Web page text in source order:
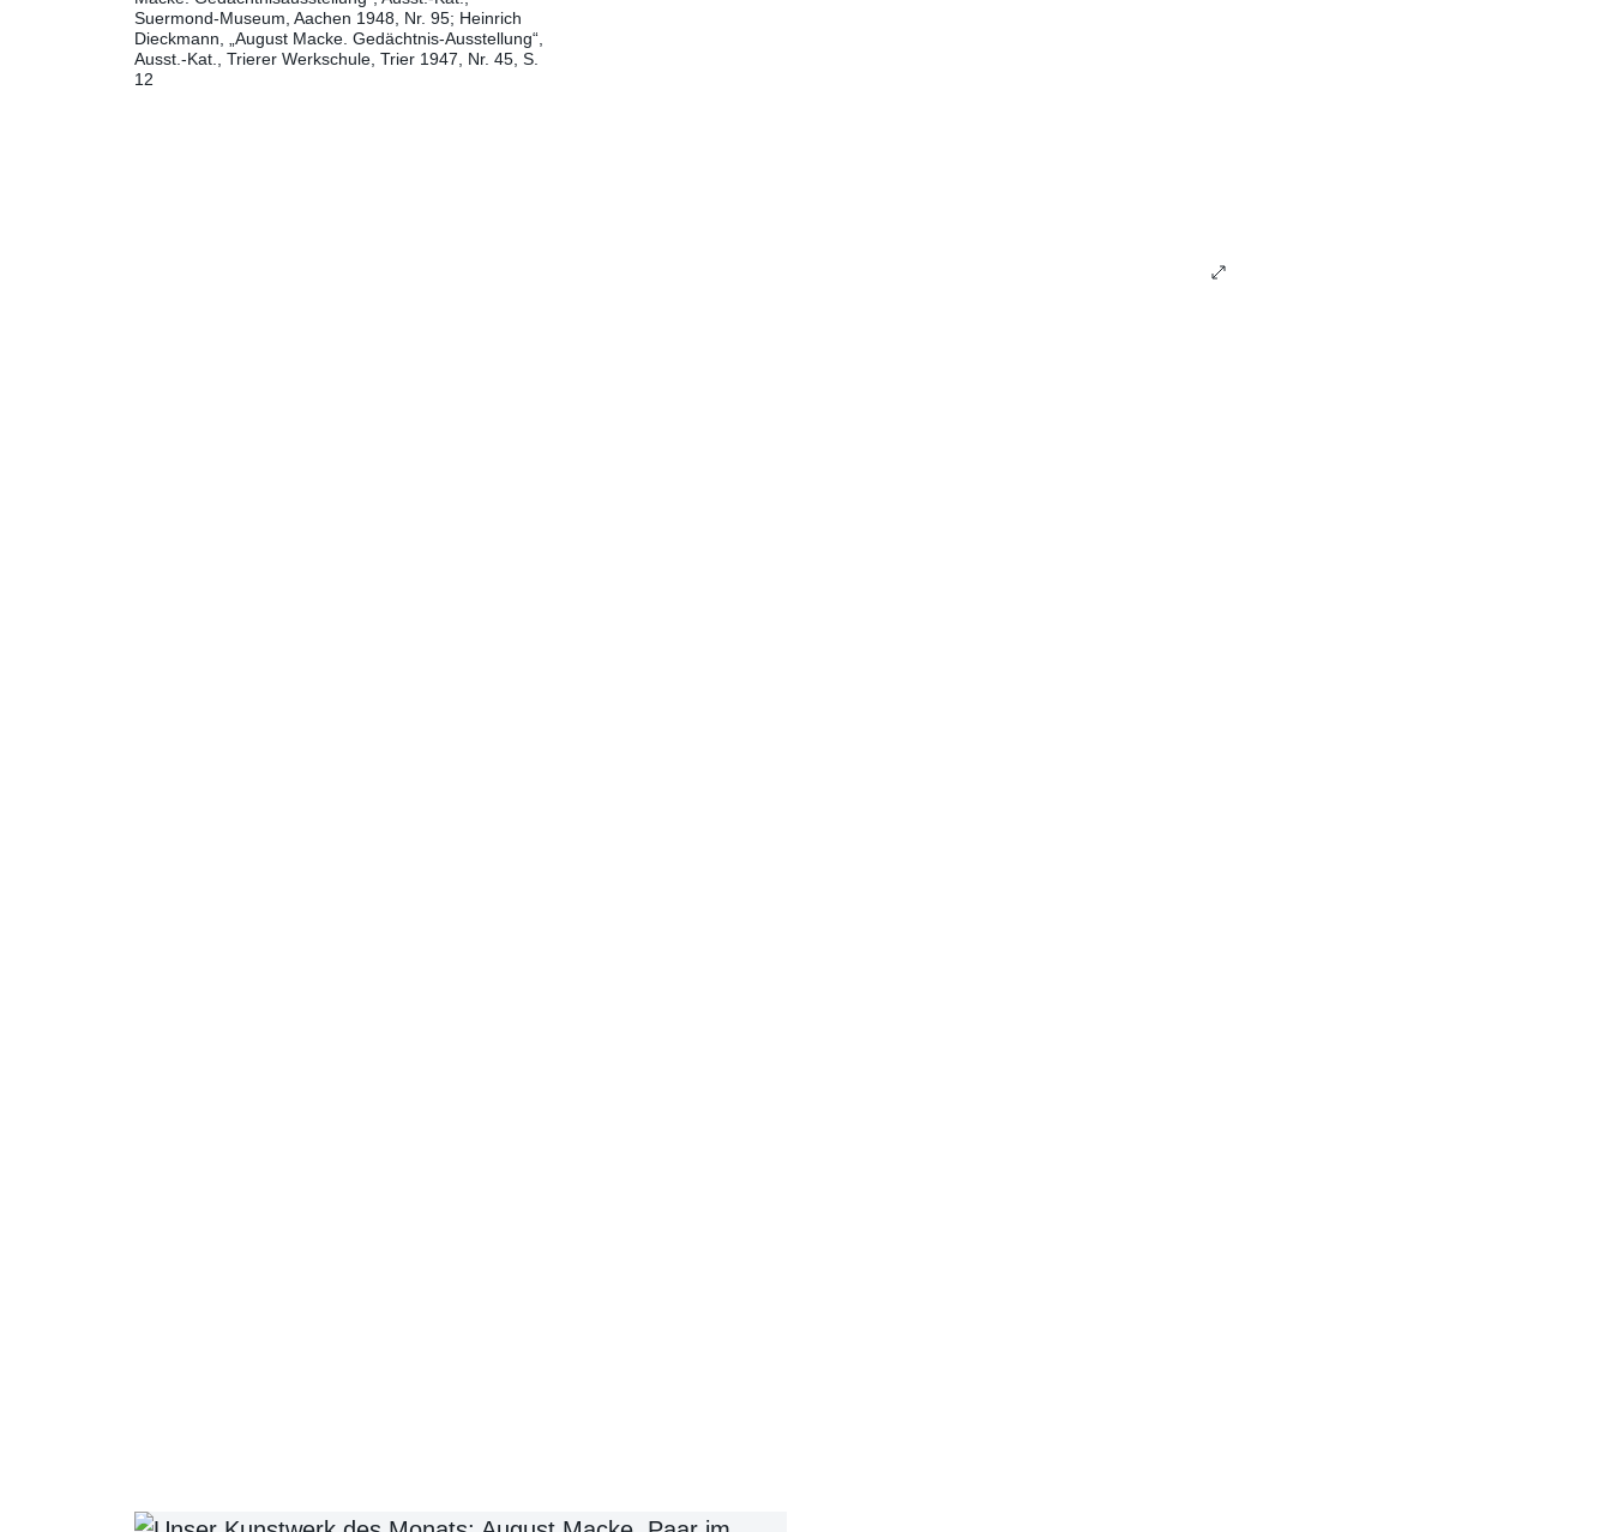
Suermond-Museum, Aachen 1948, Nr. 95 Heinrich
Dieckmann, „August Macke. Gedächtnis-Ausstellung“,
Ausst.-Kat., Trierer Werkschule, Trier 1947, Nr. 45, S.
12